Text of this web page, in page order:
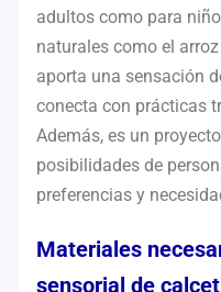
adultos como para
naturales como el
aporta una sensación
conecta con prácticas
Además, es un
posibilidades de
preferencias y
Materiales
sensorial de